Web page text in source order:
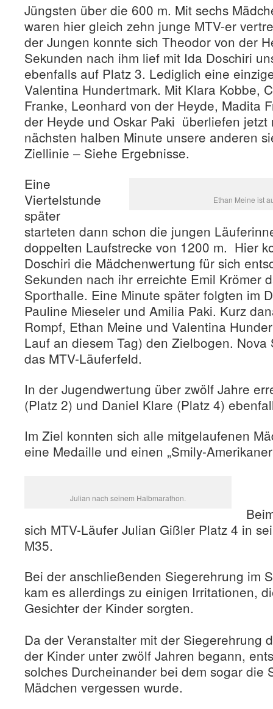
Jüngsten über die 600 m. Mit sechs
waren hier gleich zehn junge MTV-er
der Jungen konnte sich Theodor von der
Sekunden nach ihm lief mit Ida Doschiri
ebenfalls auf Platz 3. Lediglich eine
Valentina Hundertmark. Mit Klara Kobbe,
Franke, Leonhard von der Heyde, Madita
der Heyde und Oskar Paki überliefen
nächsten halben Minute unsere anderen
Ziellinie – Siehe Ergebnisse.
Ethan Meine ist
Eine
Viertelstunde
später
starteten dann schon die jungen
doppelten Laufstrecke von 1200 m. Hier
Doschiri die Mädchenwertung für sich
Sekunden nach ihr erreichte Emil Krömer
Sporthalle. Eine Minute später folgten im
Pauline Mieseler und Amilia Paki. Kurz
Rompf, Ethan Meine und Valentina
Lauf an diesem Tag) den Zielbogen.
das MTV-Läuferfeld.
In der Jugendwertung über zwölf Jahre
(Platz 2) und Daniel Klare (Platz 4)
Im Ziel konnten sich alle mitgelaufenen
eine Medaille und einen „Smily-
Julian nach seinem Halbmarathon.
sich MTV-Läufer Julian Gißler Platz 4 in
M35.
Bei der anschließenden Siegerehrung im
kam es allerdings zu einigen Irritationen,
Gesichter der Kinder sorgten.
Da der Veranstalter mit der Siegerehrung
der Kinder unter zwölf Jahren begann,
solches Durcheinander bei dem sogar die
Mädchen vergessen wurde.